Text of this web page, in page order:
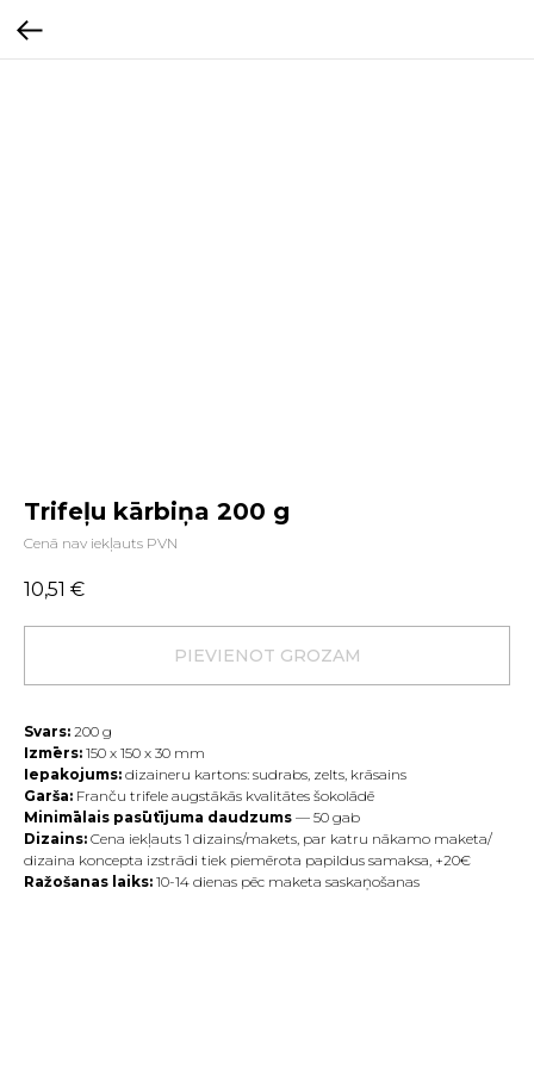
Trifeļu kārbiņa 200 g
Cenā nav iekļauts PVN
10,51 €
PIEVIENOT GROZAM
Svars: 200 g
Izmērs: 150 х 150 х 30 mm
Iepakojums: dizaineru kartons: sudrabs, zelts, krāsains
Garša: Franču trifele augstākās kvalitātes šokolādē
Minimālais pasūtījuma daudzums — 50 gab
Dizains: Cena iekļauts 1 dizains/makets, par katru nākamo maketa/
dizaina koncepta izstrādi tiek piemērota papildus samaksa, +20€
Ražošanas laiks: 10-14 dienas pēc maketa saskaņošanas